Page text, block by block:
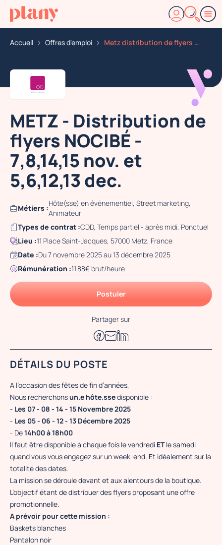
Accueil Offres d'emploi Metz distribution de flyers nocibe 7 8 14 15 nov et 5
METZ - Distribution de
flyers NOCIBÉ -
7,8,14,15 nov. et
5,6,12,13 dec.
Métiers :
Hôte(sse) en événementiel, Street marketing,
Animateur
Types de contrat :CDD, Temps partiel - après midi, Ponctuel
Lieu :11 Place Saint-Jacques, 57000 Metz, France
Date :Du 7 novembre 2025 au 13 décembre 2025
Rémunération :11.88€ brut/heure
Postuler
Partager sur
DÉTAILS DU POSTE
A l’occasion des fêtes de fin d’années,
Nous recherchonsun.e hôte.ssedisponible :
- Les 07 - 08 - 14 - 15 Novembre 2025
- Les 05 - 06 - 12 - 13 Décembre 2025
- De14h00 à 18h00
Il faut être disponible à chaque fois le vendredi ETle samedi
quand vous vous engagez sur un week-end. Et idéalement sur la
totalité des dates.
La mission se déroule devant et aux alentours de la boutique.
L’objectif étant de distribuer des flyers proposant une offre
promotionnelle.
A prévoir pour cette mission :
Baskets blanches
Pantalon noir